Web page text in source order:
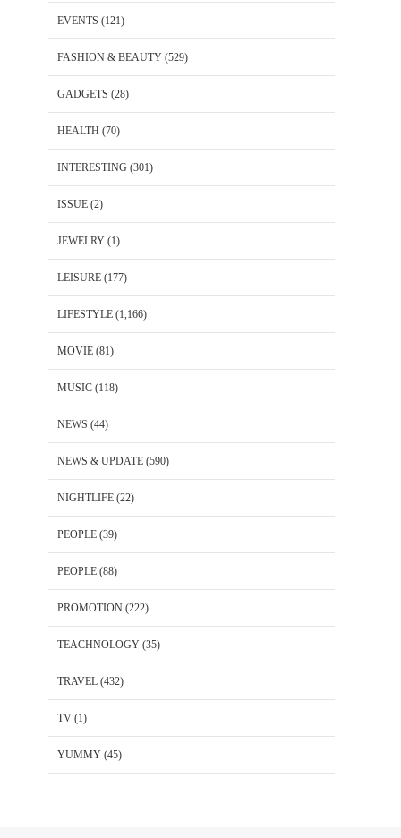
EVENTS (121)
FASHION & BEAUTY (529)
GADGETS (28)
HEALTH (70)
INTERESTING (301)
ISSUE (2)
JEWELRY (1)
LEISURE (177)
LIFESTYLE (1,166)
MOVIE (81)
MUSIC (118)
NEWS (44)
NEWS & UPDATE (590)
NIGHTLIFE (22)
PEOPLE (39)
PEOPLE (88)
PROMOTION (222)
TEACHNOLOGY (35)
TRAVEL (432)
TV (1)
YUMMY (45)